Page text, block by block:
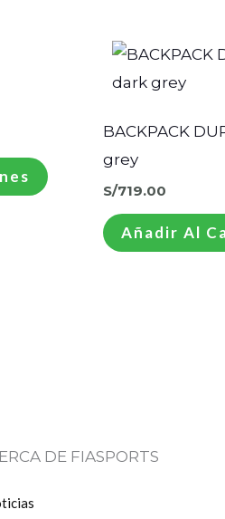
producto
múltiples
variantes.
Las
opciones
BACKPACK
grey
S/719.00
Añadir Al
DE FIASPORTS